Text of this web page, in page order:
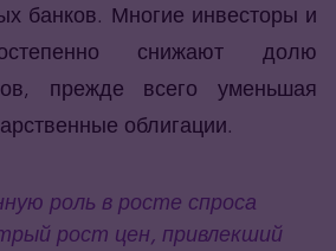
банков. Многие инвесторы и
снижают долю
прежде всего уменьшая
облигации.
роль в росте спроса
рост цен, привлекший